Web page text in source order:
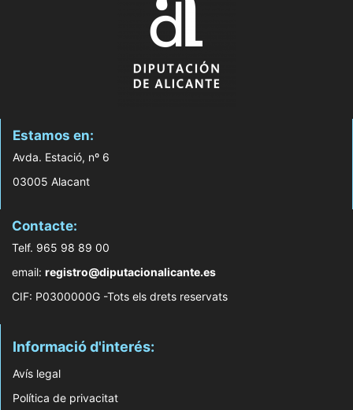
Estamos en:
Avda. Estació, nº 6
03005 Alacant
Contacte:
Telf. 965 98 89 00
email: registro@diputacionalicante.es
CIF: P0300000G -Tots els drets reservats
Informació d'interés:
Avís legal
Política de privacitat